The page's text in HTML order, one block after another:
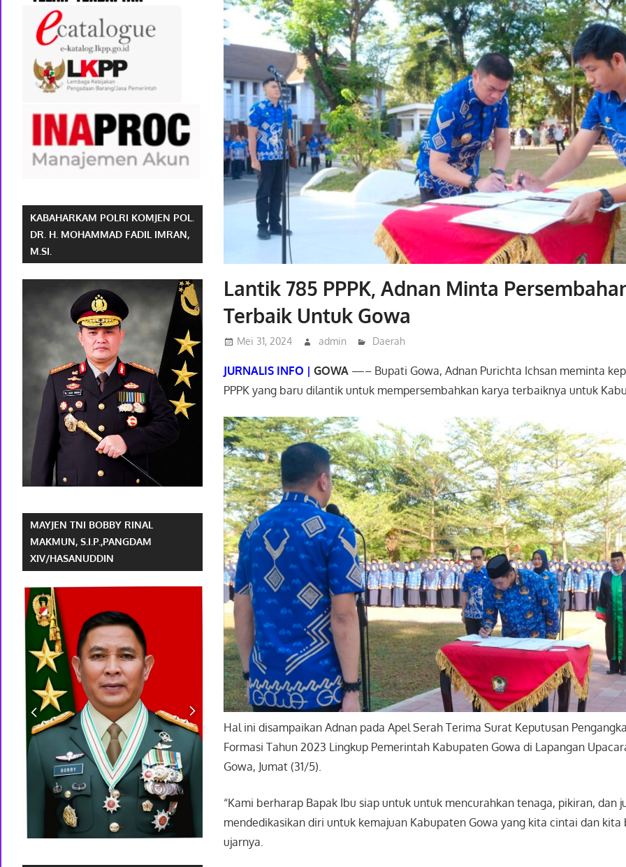
Lantik 785 PPPK, Adnan Minta
Terbaik Untuk Gowa
Mei 31, 2024 admin Daerah
JURNALIS INFO |GOWA —– Bupati Gowa, Adnan Purichta Ichsan meminta
PPPK yang baru dilantik untuk mempersembahkan karya terbaiknya untuk
Hal ini disampaikan Adnan pada Apel Serah Terima Surat Keputusan
Formasi Tahun 2023 Lingkup Pemerintah Kabupaten Gowa di Lapangan
Gowa, Jumat (31/5).
“Kami berharap Bapak Ibu siap untuk untuk mencurahkan tenaga, pikiran, dan
mendedikasikan diri untuk kemajuan Kabupaten Gowa yang kita cintai dan kita
ujarnya.
KABAHARKAM POLRI KOMJEN POL.
DR. H. MOHAMMAD FADIL IMRAN,
M.SI.
MAYJEN TNI BOBBY RINAL
MAKMUN, S.I.P.,PANGDAM
XIV/HASANUDDIN